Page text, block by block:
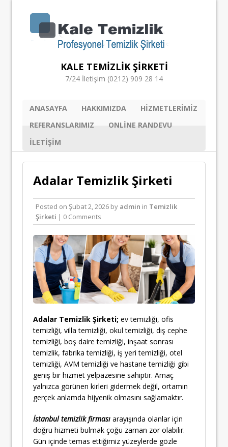
KALE TEMIZLIK ŞIRKETI
7/24 İletişim (0212) 909 28 14
ANASAYFA HAKKIMIZDA
HIZMETLERIMIZ
REFERANSLARIMIZ
ONLINE RANDEVU
ILETIŞIM
Adalar Temizlik Şirketi
Posted on Şubat 2, 2026 by admin in Temizlik
Şirketi | 0 Comments
Adalar Temizlik Şirketi; ev temizliği, ofis
temizliği, villa temizliği, okul temizliği, dış cephe
temizliği, boş daire temizliği, inşaat sonrası
temizlik, fabrika temizliği, iş yeri temizliği, otel
temizliği, AVM temizliği ve hastane temizliği gibi
geniş bir hizmet yelpazesine sahiptir. Amaç
yalnızca görünen kirleri gidermek değil, ortamın
gerçek anlamda hijyenik olmasını sağlamaktır.
İstanbul temizlik firması arayışında olanlar için
doğru hizmeti bulmak çoğu zaman zor olabilir.
Gün içinde temas ettiğimiz yüzeylerde gözle